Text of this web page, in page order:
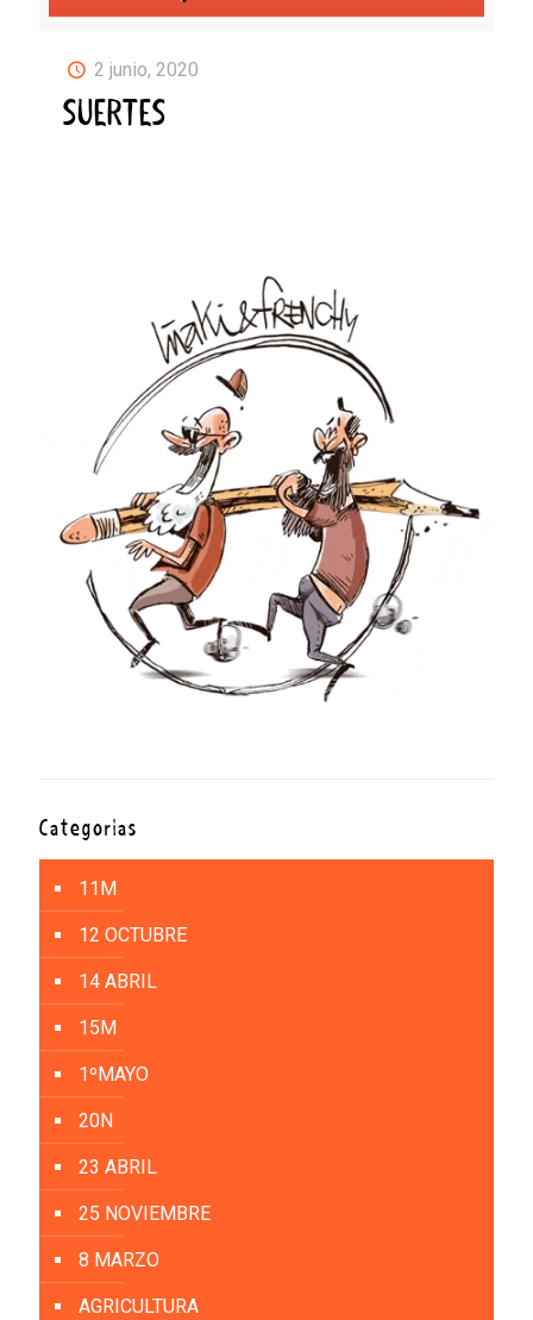
2 junio, 2020
SUERTES
Categorías
11M
12 OCTUBRE
14 ABRIL
15M
1ºMAYO
20N
23 ABRIL
25 NOVIEMBRE
8 MARZO
AGRICULTURA